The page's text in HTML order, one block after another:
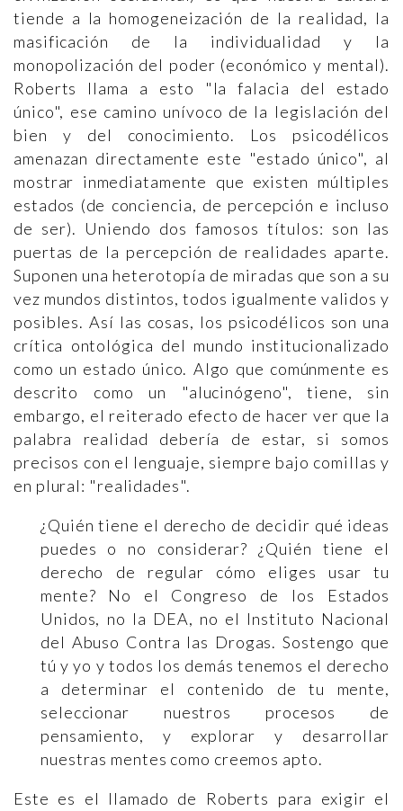
tiende a la homogeneización de la realidad, la
masificación de la individualidad y la
monopolización del poder (económico y mental).
Roberts llama a esto "la falacia del estado
único", ese camino unívoco de la legislación del
bien y del conocimiento. Los psicodélicos
amenazan directamente este "estado único", al
mostrar inmediatamente que existen múltiples
estados (de conciencia, de percepción e incluso
de ser). Uniendo dos famosos títulos: son las
puertas de la percepción de realidades aparte.
Suponen una heterotopía de miradas que son a su
vez mundos distintos, todos igualmente validos y
posibles. Así las cosas, los psicodélicos son una
crítica ontológica del mundo institucionalizado
como un estado único. Algo que comúnmente es
descrito como un "alucinógeno", tiene, sin
embargo, el reiterado efecto de hacer ver que la
palabra realidad debería de estar, si somos
precisos con el lenguaje, siempre bajo comillas y
en plural: "realidades".
¿Quién tiene el derecho de decidir qué ideas
puedes o no considerar? ¿Quién tiene el
derecho de regular cómo eliges usar tu
mente? No el Congreso de los Estados
Unidos, no la DEA, no el Instituto Nacional
del Abuso Contra las Drogas. Sostengo que
tú y yo y todos los demás tenemos el derecho
a determinar el contenido de tu mente,
seleccionar nuestros procesos de
pensamiento, y explorar y desarrollar
nuestras mentes como creemos apto.
Este es el llamado de Roberts para exigir el